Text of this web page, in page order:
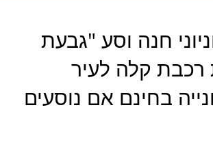
חנה וסע "גבעת
קלה לעיר
בחינם אם נוסעים